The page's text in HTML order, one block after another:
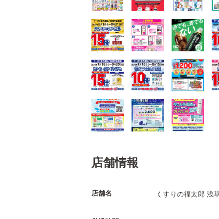
店舗情報
店舗名 くすりの福太郎 浅